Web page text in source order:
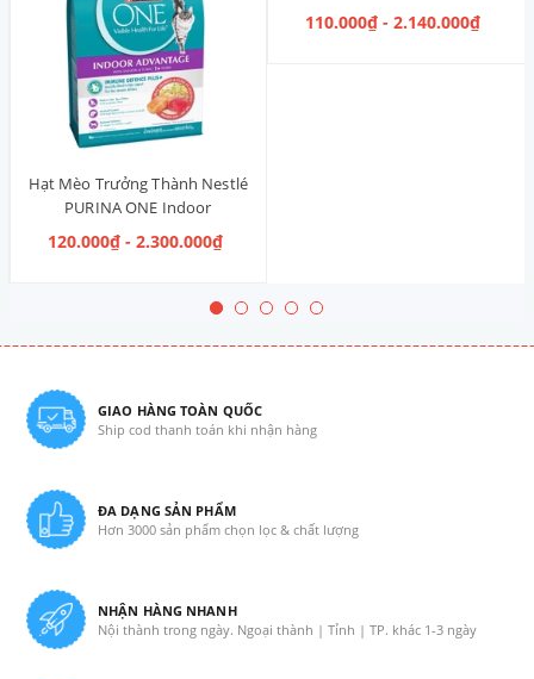
Hạt Mèo Trưởng Thành Nestlé
PURINA ONE Indoor
Advantage Salmon & Tuna [Vị
Cá Hồi & Cá Ngừ]
120.000₫ - 2.300.000₫
Advantage [Vị Gà]
110.000₫ - 2.140.000₫
GIAO HÀNG TOÀN QUỐC
Ship cod thanh toán khi nhận hàng
ĐA DẠNG SẢN PHẨM
Hơn 3000 sản phẩm chọn lọc & chất lượng
NHẬN HÀNG NHANH
Nội thành trong ngày. Ngoại thành | Tỉnh | TP. khác 1-3 ngày